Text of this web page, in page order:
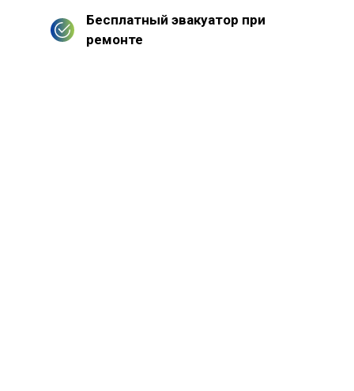
Бесплатный эвакуатор при
ремонте